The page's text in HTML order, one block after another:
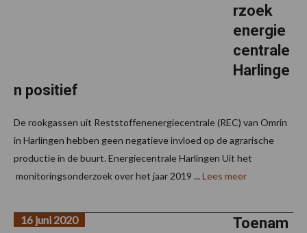
rzoek
energie
centrale
Harlinge
n positief
De rookgassen uit Reststoffenenergiecentrale (REC) van Omrin
in Harlingen hebben geen negatieve invloed op de agrarische
productie in de buurt. Energiecentrale Harlingen Uit het
monitoringsonderzoek over het jaar 2019 ... Lees meer
Toenam
16 juni 2020